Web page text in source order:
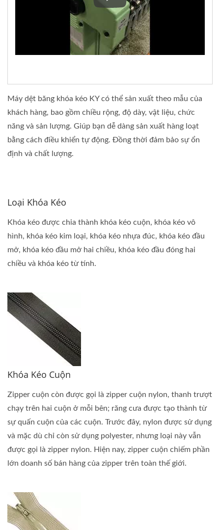
Máy dệt băng khóa kéo KY có thể sản xuất theo mẫu của
khách hàng, bao gồm chiều rộng, độ dày, vật liệu, chức
năng và sản lượng. Giúp bạn dễ dàng sản xuất hàng loạt
bằng cách điều khiển tự động. Đồng thời đảm bảo sự ổn
định và chất lượng.
Loại Khóa Kéo
Khóa kéo được chia thành khóa kéo cuộn, khóa kéo vô
hình, khóa kéo kim loại, khóa kéo nhựa đúc, khóa kéo đầu
mở, khóa kéo đầu mở hai chiều, khóa kéo đầu đóng hai
chiều và khóa kéo từ tính.
Khóa Kéo Cuộn
Zipper cuộn còn được gọi là zipper cuộn nylon, thanh trượt
chạy trên hai cuộn ở mỗi bên; răng cưa được tạo thành từ
sự quấn cuộn của các cuộn. Trước đây, nylon được sử dụng
và mặc dù chỉ còn sử dụng polyester, nhưng loại này vẫn
được gọi là zipper nylon. Hiện nay, zipper cuộn chiếm phần
lớn doanh số bán hàng của zipper trên toàn thế giới.